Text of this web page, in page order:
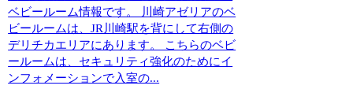
ベビールーム情報です。 川崎アゼリアのベ
ビールームは、JR川崎駅を背にして右側の
デリチカエリアにあります。 こちらのベビ
ールームは、セキュリティ強化のためにイ
ンフォメーションで入室の...